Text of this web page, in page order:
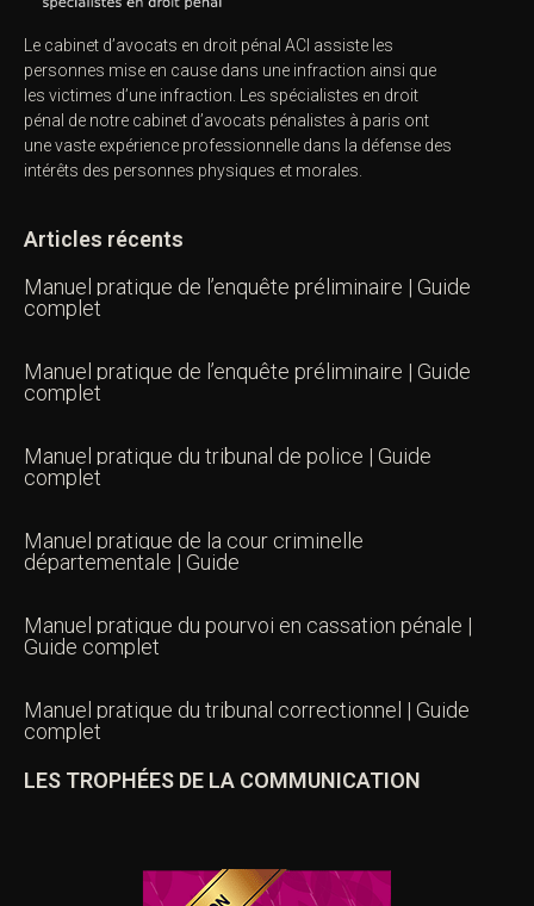
Le cabinet d’avocats en droit pénal ACI assiste les
personnes mise en cause dans une infraction ainsi que
les victimes d’une infraction. Les spécialistes en droit
pénal de notre cabinet d’avocats pénalistes à paris ont
une vaste expérience professionnelle dans la défense des
intérêts des personnes physiques et morales.
Articles récents
Manuel pratique de l’enquête préliminaire | Guide
complet
Manuel pratique de l’enquête préliminaire | Guide
complet
Manuel pratique du tribunal de police | Guide
complet
Manuel pratique de la cour criminelle
départementale | Guide
Manuel pratique du pourvoi en cassation pénale |
Guide complet
Manuel pratique du tribunal correctionnel | Guide
complet
LES TROPHÉES DE LA COMMUNICATION